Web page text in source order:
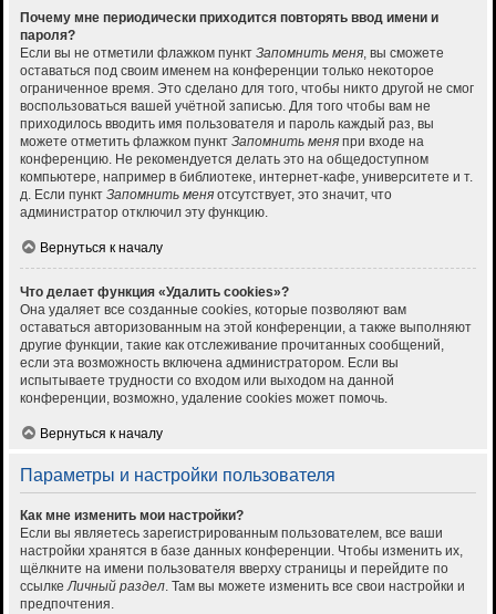
Почему мне периодически приходится повторять ввод имени и
пароля?
Если вы не отметили флажком пункт Запомнить меня, вы сможете
оставаться под своим именем на конференции только некоторое
ограниченное время. Это сделано для того, чтобы никто другой не смог
воспользоваться вашей учётной записью. Для того чтобы вам не
приходилось вводить имя пользователя и пароль каждый раз, вы
можете отметить флажком пункт Запомнить меня при входе на
конференцию. Не рекомендуется делать это на общедоступном
компьютере, например в библиотеке, интернет-кафе, университете и т.
д. Если пункт Запомнить меня отсутствует, это значит, что
администратор отключил эту функцию.
Вернуться к началу
Что делает функция «Удалить cookies»?
Она удаляет все созданные cookies, которые позволяют вам
оставаться авторизованным на этой конференции, а также выполняют
другие функции, такие как отслеживание прочитанных сообщений,
если эта возможность включена администратором. Если вы
испытываете трудности со входом или выходом на данной
конференции, возможно, удаление cookies может помочь.
Вернуться к началу
Параметры и настройки пользователя
Как мне изменить мои настройки?
Если вы являетесь зарегистрированным пользователем, все ваши
настройки хранятся в базе данных конференции. Чтобы изменить их,
щёлкните на имени пользователя вверху страницы и перейдите по
ссылкеЛичный раздел. Там вы можете изменить все свои настройки и
предпочтения.